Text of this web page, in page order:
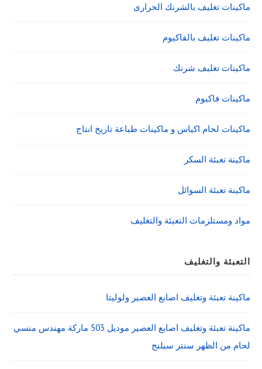
ماكينات تغليف بالشرنك الحرارى
ماكينات تغليف بالفاكيوم
ماكينات تغليف شرنك
ماكينات فاكيوم
ماكينات لحام اكياس و ماكينات طباعة تاريخ انتاج
ماكينة تعبئة السكر
ماكينة تعبئة السوائل
مواد ومستلزمات التعبئة والتغليف
التعبئة والتغليف
ماكينة تعبئة وتغليف اصابع العصير ولوليتا
ماكينة تعبئة وتغليف اصابع العصير موديل 503 ماركة مهندس منسي
لحام من الظهر سنتر سيلنج